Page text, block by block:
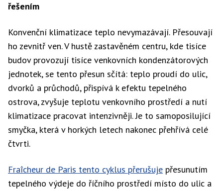
řešením
Konvenční klimatizace teplo nevymazávají. Přesouvají
ho zevnitř ven. V hustě zastavěném centru, kde tisíce
budov provozují tisíce venkovních kondenzátorových
jednotek, se tento přesun sčítá: teplo proudí do ulic,
dvorků a průchodů, přispívá k efektu tepelného
ostrova, zvyšuje teplotu venkovního prostředí a nutí
klimatizace pracovat intenzivněji. Je to samoposilující
smyčka, která v horkých letech nakonec přehřívá celé
čtvrti.
Fraîcheur de Paris tento cyklus přerušuje přesunutím
tepelného výdeje do říčního prostředí místo do ulic a